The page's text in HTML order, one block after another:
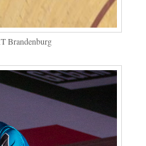
Brandenburg